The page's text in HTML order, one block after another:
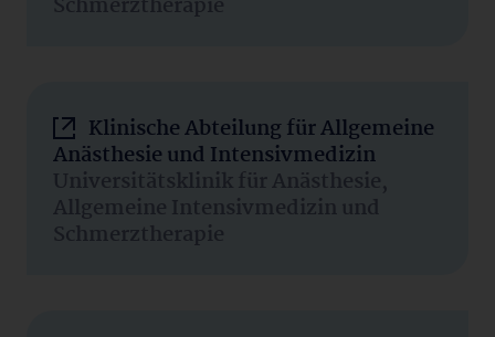
Schmerztherapie
Klinische Abteilung für Allgemeine
Anästhesie und Intensivmedizin
Universitätsklinik für Anästhesie,
Allgemeine Intensivmedizin und
Schmerztherapie